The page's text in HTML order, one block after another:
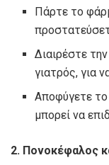
Πάρτε το
Διαιρέστε
γιατρός, για
Αποφύγετε το
μπορεί να
2. Πονοκέφαλος